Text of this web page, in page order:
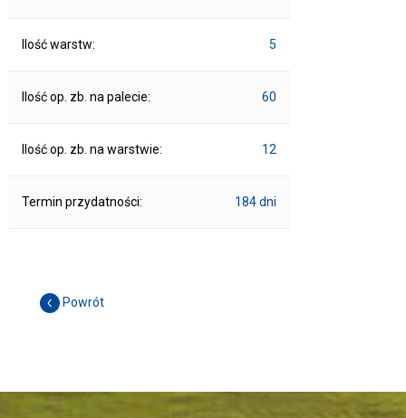
Ilość warstw: 5
Ilość op. zb. na palecie: 60
Ilość op. zb. na warstwie: 12
Termin przydatności: 184 dni
Powrót